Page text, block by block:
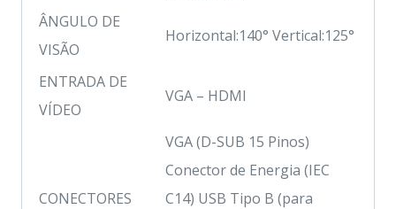
ÂNGULO DE
VISÃO
Horizontal:140° Vertical:125°
ENTRADA DE
VÍDEO
VGA – HDMI
CONECTORES
VGA (D-SUB 15 Pinos)
Conector de Energia (IEC
C14) USB Tipo B (para